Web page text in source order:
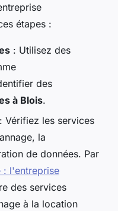
étapes :
: Utilisez des
des
à Blois.
: Vérifiez les services
la
de données. Par
: l'entreprise
des services
à la location